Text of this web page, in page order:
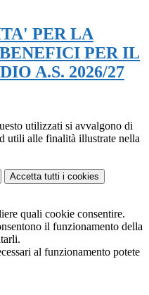
PER LA
PER IL
A.S. 2026/27
utilizzati si avvalgono di
utili alle finalità illustrate nella
Accetta tutti i cookies
quali cookie consentire.
il funzionamento della
al funzionamento potete